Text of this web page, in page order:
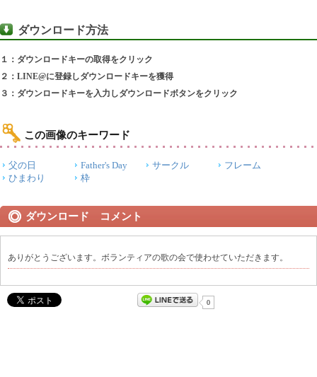
ダウンロード方法
１：ダウンロードキーの取得をクリック
２：LINE@に登録しダウンロードキーを獲得
３：ダウンロードキーを入力しダウンロードボタンをクリック
この画像のキーワード
父の日 Father's Day サークル
フレーム
ひまわり
枠
ダウンロード コメント
ありがとうございます。ボランティアの歌の会で使わせていただきます。
0